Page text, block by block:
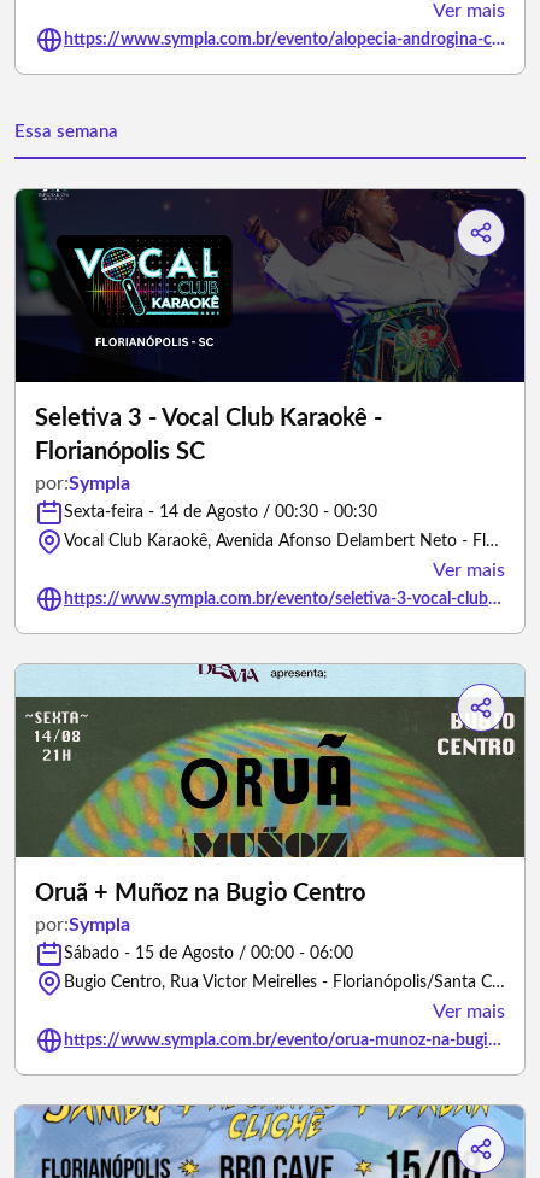
Ver mais
https://www.sympla.com.br/evento/alopecia-androgina-com-desafogo-na-brocave/3502500
Essa semana
Seletiva 3 - Vocal Club Karaokê -
Florianópolis SC
por:Sympla
Sexta-feira - 14 de Agosto / 00:30 - 00:30
Vocal Club Karaokê, Avenida Afonso Delambert Neto - Florianópolis/Santa Catarina
Ver mais
https://www.sympla.com.br/evento/seletiva-3-vocal-club-karaoke-florianopolis-sc/3465746
Oruã + Muñoz na Bugio Centro
por:Sympla
Sábado - 15 de Agosto / 00:00 - 06:00
Bugio Centro, Rua Victor Meirelles - Florianópolis/Santa Catarina
Ver mais
https://www.sympla.com.br/evento/orua-munoz-na-bugio-centro/3479511